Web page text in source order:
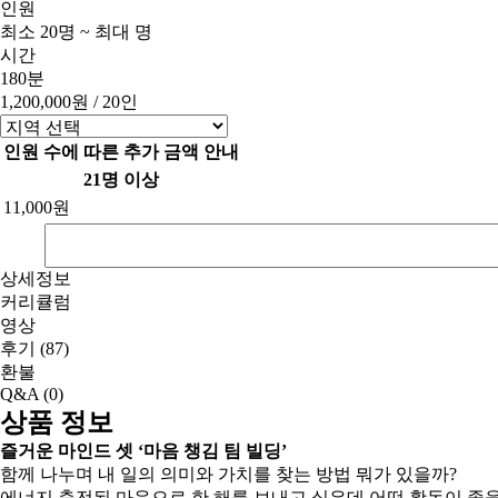
인원
최소 20명 ~ 최대 명
시간
180분
1,200,000원 / 20인
인원 수에 따른 추가 금액 안내
21명 이상
11,000원
상세정보
커리큘럼
영상
후기 (87)
환불
Q&A (0)
상품 정보
즐거운 마인드 셋 ‘마음 챙김 팀 빌딩’
함께 나누며 내 일의 의미와 가치를 찾는 방법 뭐가 있을까?